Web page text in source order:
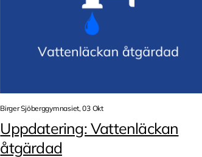
Birger Sjöberggymnasiet, 03 Okt
Uppdatering: Vattenläckan
åtgärdad